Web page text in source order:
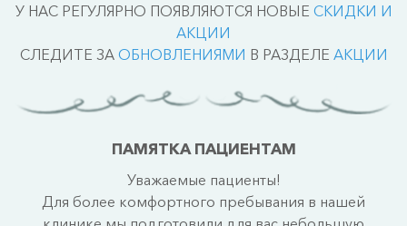
ПОПУЛЯРНО
Пилинг PRX-T33
Ретиноевый пилинг
У НАС РЕГУЛЯРНО ПОЯВЛЯЮТСЯ НОВЫЕ СКИДКИ И
АКЦИИ
СЛЕДИТЕ ЗА ОБНОВЛЕНИЯМИ В РАЗДЕЛЕ АКЦИИ
ПАМЯТКА ПАЦИЕНТАМ
Уважаемые пациенты!
Для более комфортного пребывания в нашей